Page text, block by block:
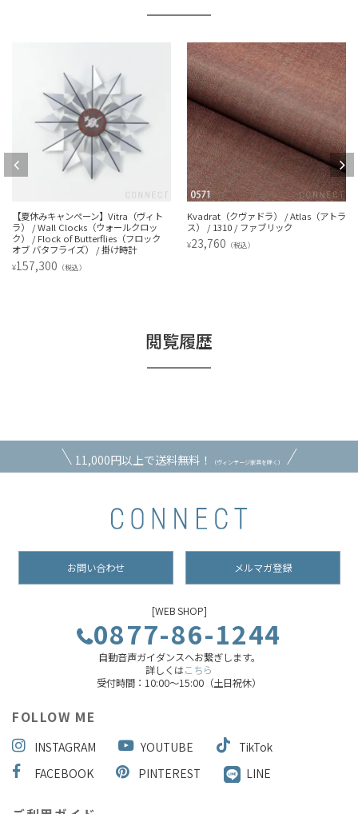
【夏休みキャンペーン】Vitra（ヴィト
ラ） / Wall Clocks（ウォールクロッ
ク） / Flock of Butterflies（フロック
オブ バタフライズ） / 掛け時計
¥157,300 （税込）
Kvadrat（クヴァドラ） / Atlas（アトラ
ス） / 1310 / ファブリック
¥23,760 （税込）
閲覧履歴
11,000円以上で送料無料！ （ヴィンテージ家具を除く）
お問い合わせ メルマガ登録
[WEB SHOP]
0877-86-1244
自動音声ガイダンスへお繋ぎします。
詳しくはこちら
受付時間：10:00～15:00（土日祝休）
FOLLOW ME
INSTAGRAM YOUTUBE
TikTok
FACEBOOK
PINTEREST LINE